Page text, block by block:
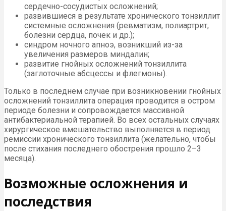
сердечно-сосудистых осложнений;
развившиеся в результате хронического тонзиллит
системные осложнения (ревматизм, полиартрит,
болезни сердца, почек и др.);
синдром ночного апноэ, возникший из-за
увеличения размеров миндалин;
развитие гнойных осложнений тонзиллита
(заглоточные абсцессы и флегмоны).
Только в последнем случае при возникновении гнойных
осложнений тонзиллита операция проводится в остром
периоде болезни и сопровождается массивной
антибактериальной терапией. Во всех остальных случаях
хирургическое вмешательство выполняется в период
ремиссии хронического тонзиллита (желательно, чтобы
после стихания последнего обострения прошло 2–3
месяца).
Возможные осложнения и
последствия